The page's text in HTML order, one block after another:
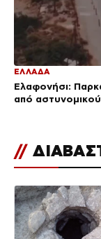
ΕΛΛΑΔΑ
Ελαφονήσι:
από
//